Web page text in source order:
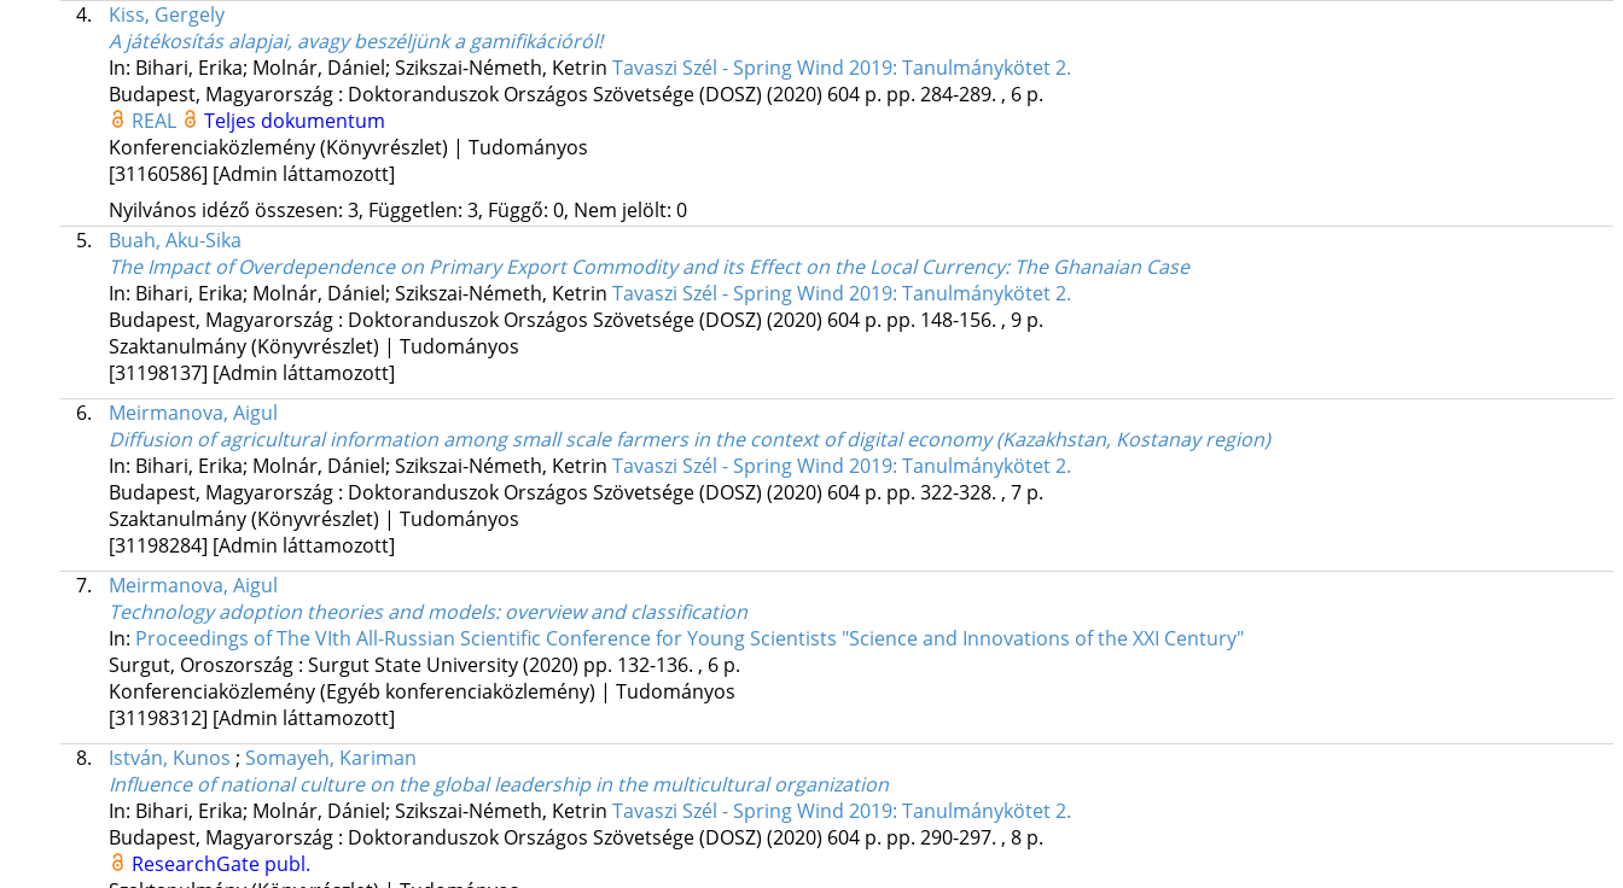
4.
Kiss, Gergely
A játékosítás alapjai, avagy beszéljünk a gamifikációról!
In: Bihari, Erika; Molnár, Dániel; Szikszai-Németh, Ketrin Tavaszi Szél - Spring Wind 2019: Tanulmánykötet 2.
Budapest, Magyarország : Doktoranduszok Országos Szövetsége (DOSZ) (2020) 604 p. pp. 284-289. , 6 p.
REAL
Teljes dokumentum
Konferenciaközlemény (Könyvrészlet) | Tudományos
[31160586] [Admin láttamozott]
Nyilvános idéző összesen: 3, Független: 3, Függő: 0, Nem jelölt: 0
5.
Buah, Aku-Sika
The Impact of Overdependence on Primary Export Commodity and its Effect on the Local Currency: The Ghanaian Case
In: Bihari, Erika; Molnár, Dániel; Szikszai-Németh, Ketrin Tavaszi Szél - Spring Wind 2019: Tanulmánykötet 2.
Budapest, Magyarország : Doktoranduszok Országos Szövetsége (DOSZ) (2020) 604 p. pp. 148-156. , 9 p.
Szaktanulmány (Könyvrészlet) | Tudományos
[31198137] [Admin láttamozott]
6.
Meirmanova, Aigul
Diffusion of agricultural information among small scale farmers in the context of digital economy (Kazakhstan, Kostanay region)
In: Bihari, Erika; Molnár, Dániel; Szikszai-Németh, Ketrin Tavaszi Szél - Spring Wind 2019: Tanulmánykötet 2.
Budapest, Magyarország : Doktoranduszok Országos Szövetsége (DOSZ) (2020) 604 p. pp. 322-328. , 7 p.
Szaktanulmány (Könyvrészlet) | Tudományos
[31198284] [Admin láttamozott]
7.
Meirmanova, Aigul
Technology adoption theories and models: overview and classification
In: Proceedings of The VIth All-Russian Scientific Conference for Young Scientists "Science and Innovations of the XXI Century"
Surgut, Oroszország : Surgut State University(2020) pp. 132-136. , 6 p.
Konferenciaközlemény (Egyéb konferenciaközlemény) | Tudományos
[31198312] [Admin láttamozott]
8.
István, Kunos ; Somayeh, Kariman
Influence of national culture on the global leadership in the multicultural organization
In: Bihari, Erika; Molnár, Dániel; Szikszai-Németh, Ketrin Tavaszi Szél - Spring Wind 2019: Tanulmánykötet 2.
Budapest, Magyarország : Doktoranduszok Országos Szövetsége (DOSZ) (2020) 604 p. pp. 290-297. , 8 p.
ResearchGate publ.